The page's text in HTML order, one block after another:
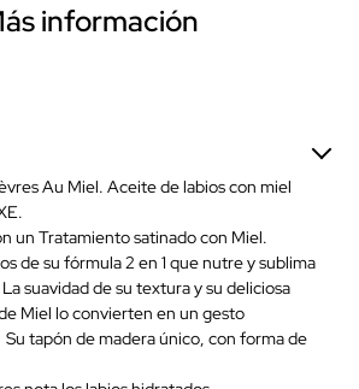
información
Au Miel. Aceite de labios con miel
un Tratamiento satinado con Miel.
de su fórmula 2 en 1 que nutre y sublima
suavidad de su textura y su deliciosa
Miel lo convierten en un gesto
tapón de madera único, con forma de